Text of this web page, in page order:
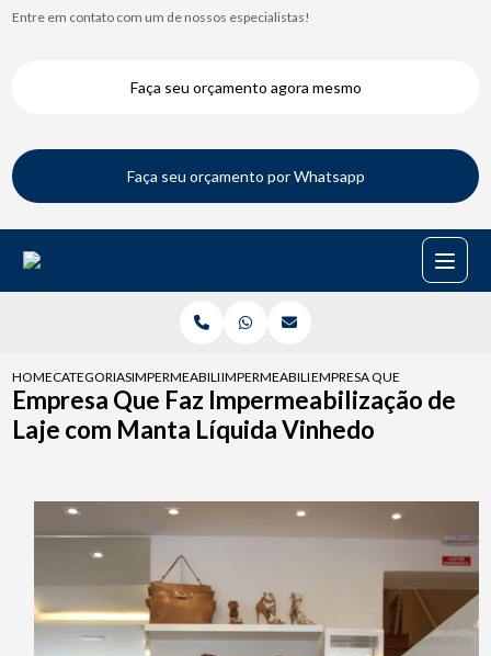
Entre em contato com um de nossos especialistas!
Faça seu orçamento agora mesmo
Faça seu orçamento por Whatsapp
HOMECATEGORIASIMPERMEABILIZACAO DE LAJES
IMPERMEABILIZACAO DE LAJE
EMPRESA QUE FAZ
Empresa Que Faz Impermeabilização de
Laje com Manta Líquida Vinhedo